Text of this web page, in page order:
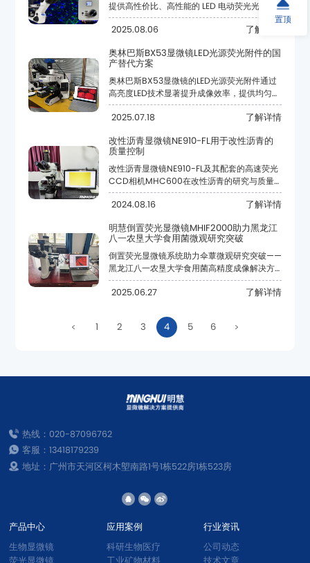
观察需求。
2025.08.06 了解详情
产替代方案
标本同步观察。
2025.07.18 了解详情
质量控制
沥青的质量控制。
2024.08.16 了解详情
八一农垦大学食用菌微观研究突破
案。
2025.06.27
了解详情
1 2 3 4 5 6
热线：020-87096762
客服：13418179239
地址：广州市天河区柯木塱南路1号1栋522房1栋523房
产品中心
生物显微镜
荧光显微镜
应用案例
科研生物医疗
工业矿物材料
行业资讯
公司动态
技术文章
置顶